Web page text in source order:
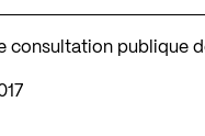
consultation publique